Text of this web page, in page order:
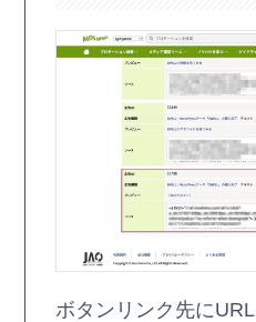
ボタンリンク先に